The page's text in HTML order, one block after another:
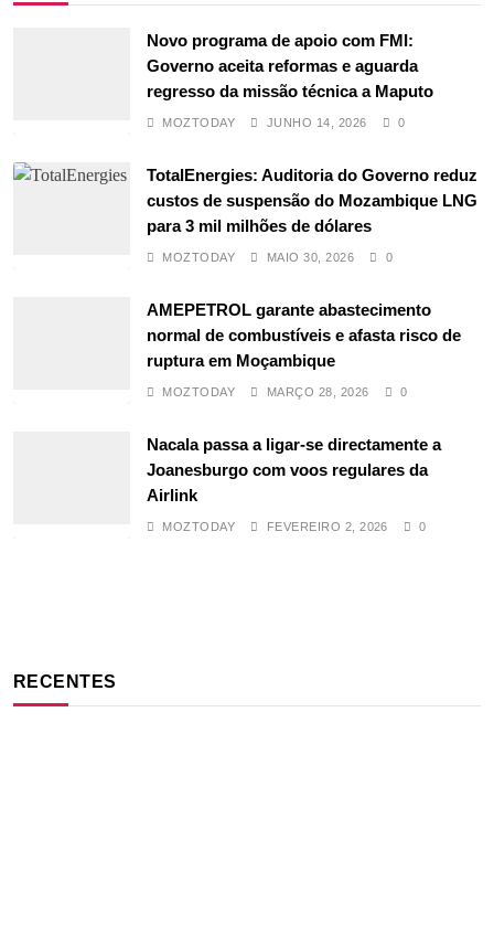
Novo programa de apoio com FMI:
Governo aceita reformas e aguarda
regresso da missão técnica a Maputo
MOZTODAY JUNHO 14, 2026 0
TotalEnergies: Auditoria do Governo reduz
custos de suspensão do Mozambique LNG
para 3 mil milhões de dólares
MOZTODAY MAIO 30, 2026 0
AMEPETROL garante abastecimento
normal de combustíveis e afasta risco de
ruptura em Moçambique
MOZTODAY MARÇO 28, 2026 0
Nacala passa a ligar-se directamente a
Joanesburgo com voos regulares da
Airlink
MOZTODAY FEVEREIRO 2, 2026 0
RECENTES